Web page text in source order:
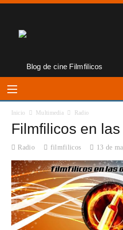
Inicio Multimedia Radio
Filmfilicos en
Radio filmfilicos 13 de